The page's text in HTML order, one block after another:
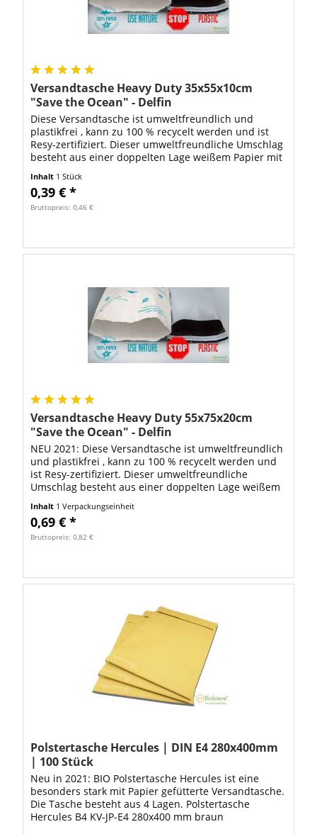
Versandtasche Heavy Duty 35x55x10cm
"Save the Ocean" - Delfin
Diese Versandtasche ist umweltfreundlich und
plastikfrei , kann zu 100 % recycelt werden und ist
Resy-zertifiziert. Dieser umweltfreundliche Umschlag
besteht aus einer doppelten Lage weißem Papier mit
Inhalt 1 Stück
0,39 € *
Bruttopreis: 0,46 €
Versandtasche Heavy Duty 55x75x20cm
"Save the Ocean" - Delfin
NEU 2021: Diese Versandtasche ist umweltfreundlich
und plastikfrei , kann zu 100 % recycelt werden und
ist Resy-zertifiziert. Dieser umweltfreundliche
Umschlag besteht aus einer doppelten Lage weißem
Inhalt 1 Verpackungseinheit
0,69 € *
Bruttopreis: 0,82 €
Polstertasche Hercules | DIN E4 280x400mm
| 100 Stück
Neu in 2021: BIO Polstertasche Hercules ist eine
besonders stark mit Papier gefütterte Versandtasche.
Die Tasche besteht aus 4 Lagen. Polstertasche
Hercules B4 KV-JP-E4 280x400 mm braun